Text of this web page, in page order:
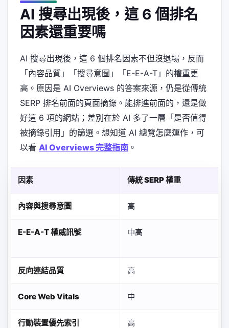
AI 搜尋出現後，這 6 個排名
因素還重要嗎
AI 搜尋出現後，這 6 個排名因素不但沒退場，反而
「內容品質」「搜尋意圖」「E-E-A-T」的權重更
高。原因是 AI Overviews 的答案來源，仍是從傳統
SERP 排名前面的頁面摘錄。能排進前面的，還是做
好這 6 項的網站；差別在於 AI 多了一層「是否值得
被摘錄引用」的篩選。想知道 AI 總覽怎麼運作，可
以看 AI Overviews 完整指南 。
因素 傳統 SERP 權重
內容與搜尋意圖 高
E-E-A-T 權威訊號 中高
反向連結品質 高
Core Web Vitals 中
行動裝置優先索引 高